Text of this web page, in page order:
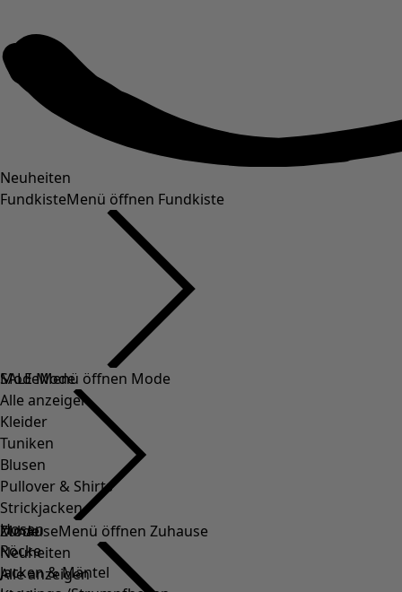
Neuheiten
FundkisteMenü öffnen Fundkiste
SALE Mode
Alle anzeigen
Kleider
Tuniken
Blusen
Pullover & Shirts
Strickjacken
Hosen
Röcke
Jacken & Mäntel
ModeMenü öffnen Mode
Mode
Neuheiten
Alle anzeigen
ZuhauseMenü öffnen Zuhause